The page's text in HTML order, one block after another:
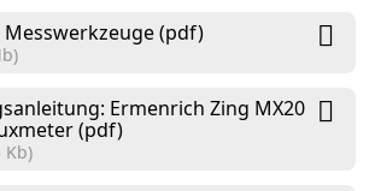
(pdf)
Ermenrich Zing MX20
(pdf)
Kb)